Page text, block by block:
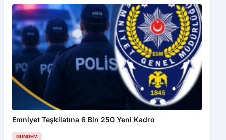
Emniyet Teşkilatına 6 Bin 250 Yeni Kadro
GÜNDEM